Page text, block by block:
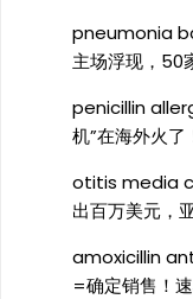
pneumonia
主场浮现，50
penicillin
机”在海外火了
otitis media
出百万美元，
amoxicillin
=确定销售！